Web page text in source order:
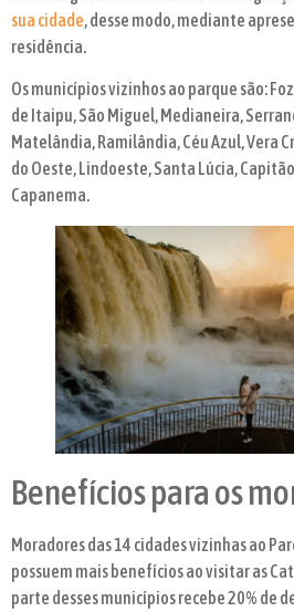
sua cidade , desse modo, mediante
residência.
Os municípios vizinhos ao parque são:
de Itaipu, São Miguel, Medianeira,
Matelândia, Ramilândia, Céu Azul, Vera
do Oeste, Lindoeste, Santa Lúcia,
Capanema.
Benefícios para os
Moradores das 14 cidades vizinhas ao
possuem mais benefícios ao visitar as
parte desses municípios recebe 20% de